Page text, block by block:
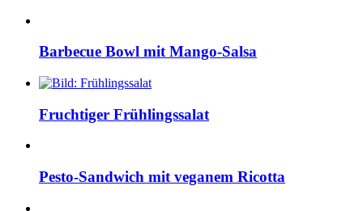
Barbecue Bowl mit Mango-Salsa
Fruchtiger Frühlingssalat
Pesto-Sandwich mit veganem Ricotta